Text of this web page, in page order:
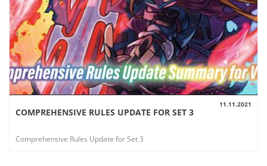
AUSSICHT
11.11.2021
COMPREHENSIVE RULES UPDATE FOR SET 3
Comprehensive Rules Update for Set 3